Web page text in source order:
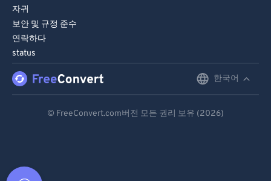
자귀
보안 및 규정 준수
연락하다
status
한국어
© FreeConvert.com버전 모든 권리 보유 (2026)